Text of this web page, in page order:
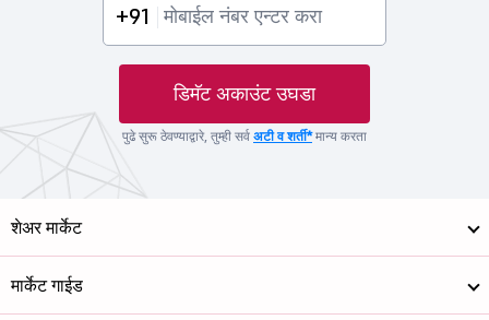
+91
डिमॅट अकाउंट उघडा
पुढे सुरू ठेवण्याद्वारे, तुम्ही सर्व अटी व शर्ती*मान्य करता
शेअर मार्केट
मार्केट गाईड